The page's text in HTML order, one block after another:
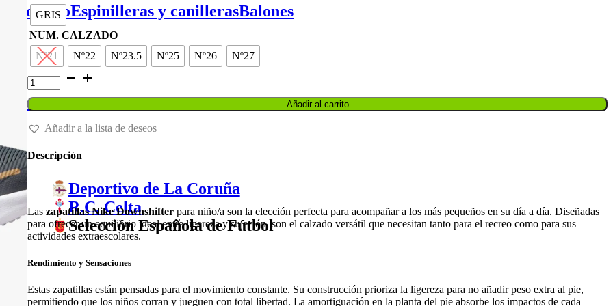
porteroEspinilleras y canillerasBalones
Balones
Deportivo de La Coruña
R.C. Celta
Selección Española de Fútbol
era:
45,00 €.
es:
GRIS
NUM. CALZADO
Nº21
Nº22 Nº23.5 Nº25 Nº26
Nº27
ZAPATILLAS
NIKE
DOWNSHIFTER
cantidad
Añadir al carrito
Añadir a la lista de deseos
Descripción
Las zapatillas Nike Downshifter para niño/a son la elección perfecta para acompañar a los más pequeños en su día a día. Diseñadas
para ofrecer un equilibrio ideal entre ligereza y sujeción, son el calzado versátil que necesitan tanto para el recreo como para sus
actividades extraescolares.
Rendimiento y Sensaciones
Estas zapatillas están pensadas para el movimiento constante. Su construcción prioriza la ligereza para no añadir peso extra al pie,
permitiendo que los niños corran y jueguen con total libertad. La amortiguación en la planta del pie absorbe los impactos de cada